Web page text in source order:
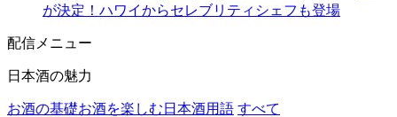
が決定！ハワイからセレブリティシェフも登場
配信メニュー
日本酒の魅力
お酒の基礎お酒を楽しむ 日本酒用語 すべて